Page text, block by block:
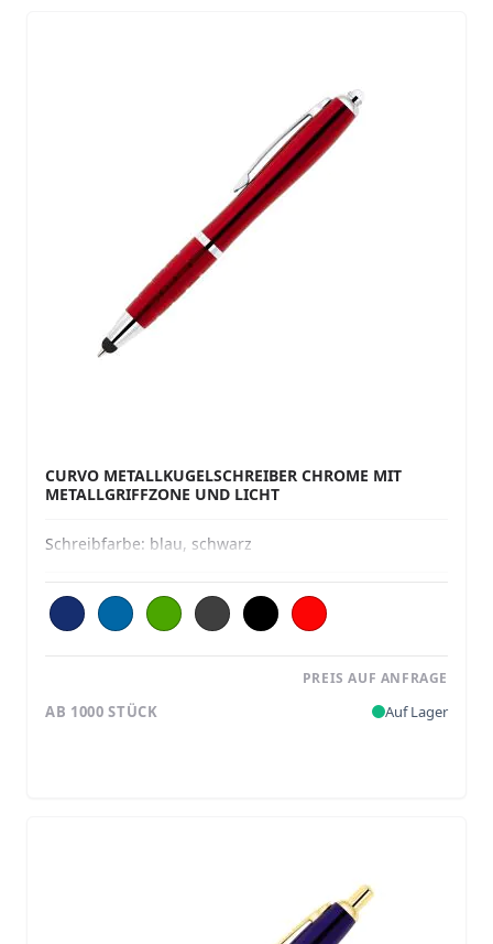
CURVO METALLKUGELSCHREIBER CHROME MIT
METALLGRIFFZONE UND LICHT
Schreibfarbe: blau, schwarz
PREIS AUF ANFRAGE
AB 1000 STÜCK Auf Lager